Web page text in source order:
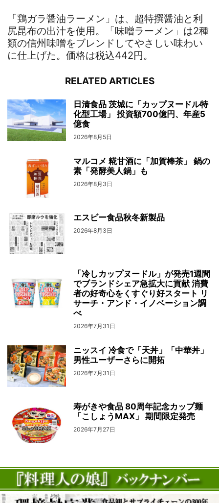
「鶏ガラ醤油ラーメン」は、超特撰醤油と利
尻昆布の出汁を使用。「味噌ラーメン」は2種
類の信州味噌をブレンドしてやさしい味わい
に仕上げた。価格は税込442円。
RELATED ARTICLES
日清食品 茨城に「カップヌードル特
化型工場」 投資額700億円、年産5
億食
2026年8月5日
マルコメ 糀甘酒に「加賀棒茶」 鍋の
素「発酵美人鍋」も
2026年8月3日
エスビー食品秋冬新製品
2026年8月3日
「冷しカップヌードル」が発売1週間
でブランドシェア急拡大に貢献 消費
者の好奇心をくすぐり好スタート リ
サーチ・アンド・イノベーション調
べ
2026年7月31日
ニッスイ 冷食で「天丼」「中華丼」
男性ユーザーさらに開拓
2026年7月31日
寿がきや食品 80周年記念カップ麺
「こしょうMAX」 期間限定発売
2026年7月27日